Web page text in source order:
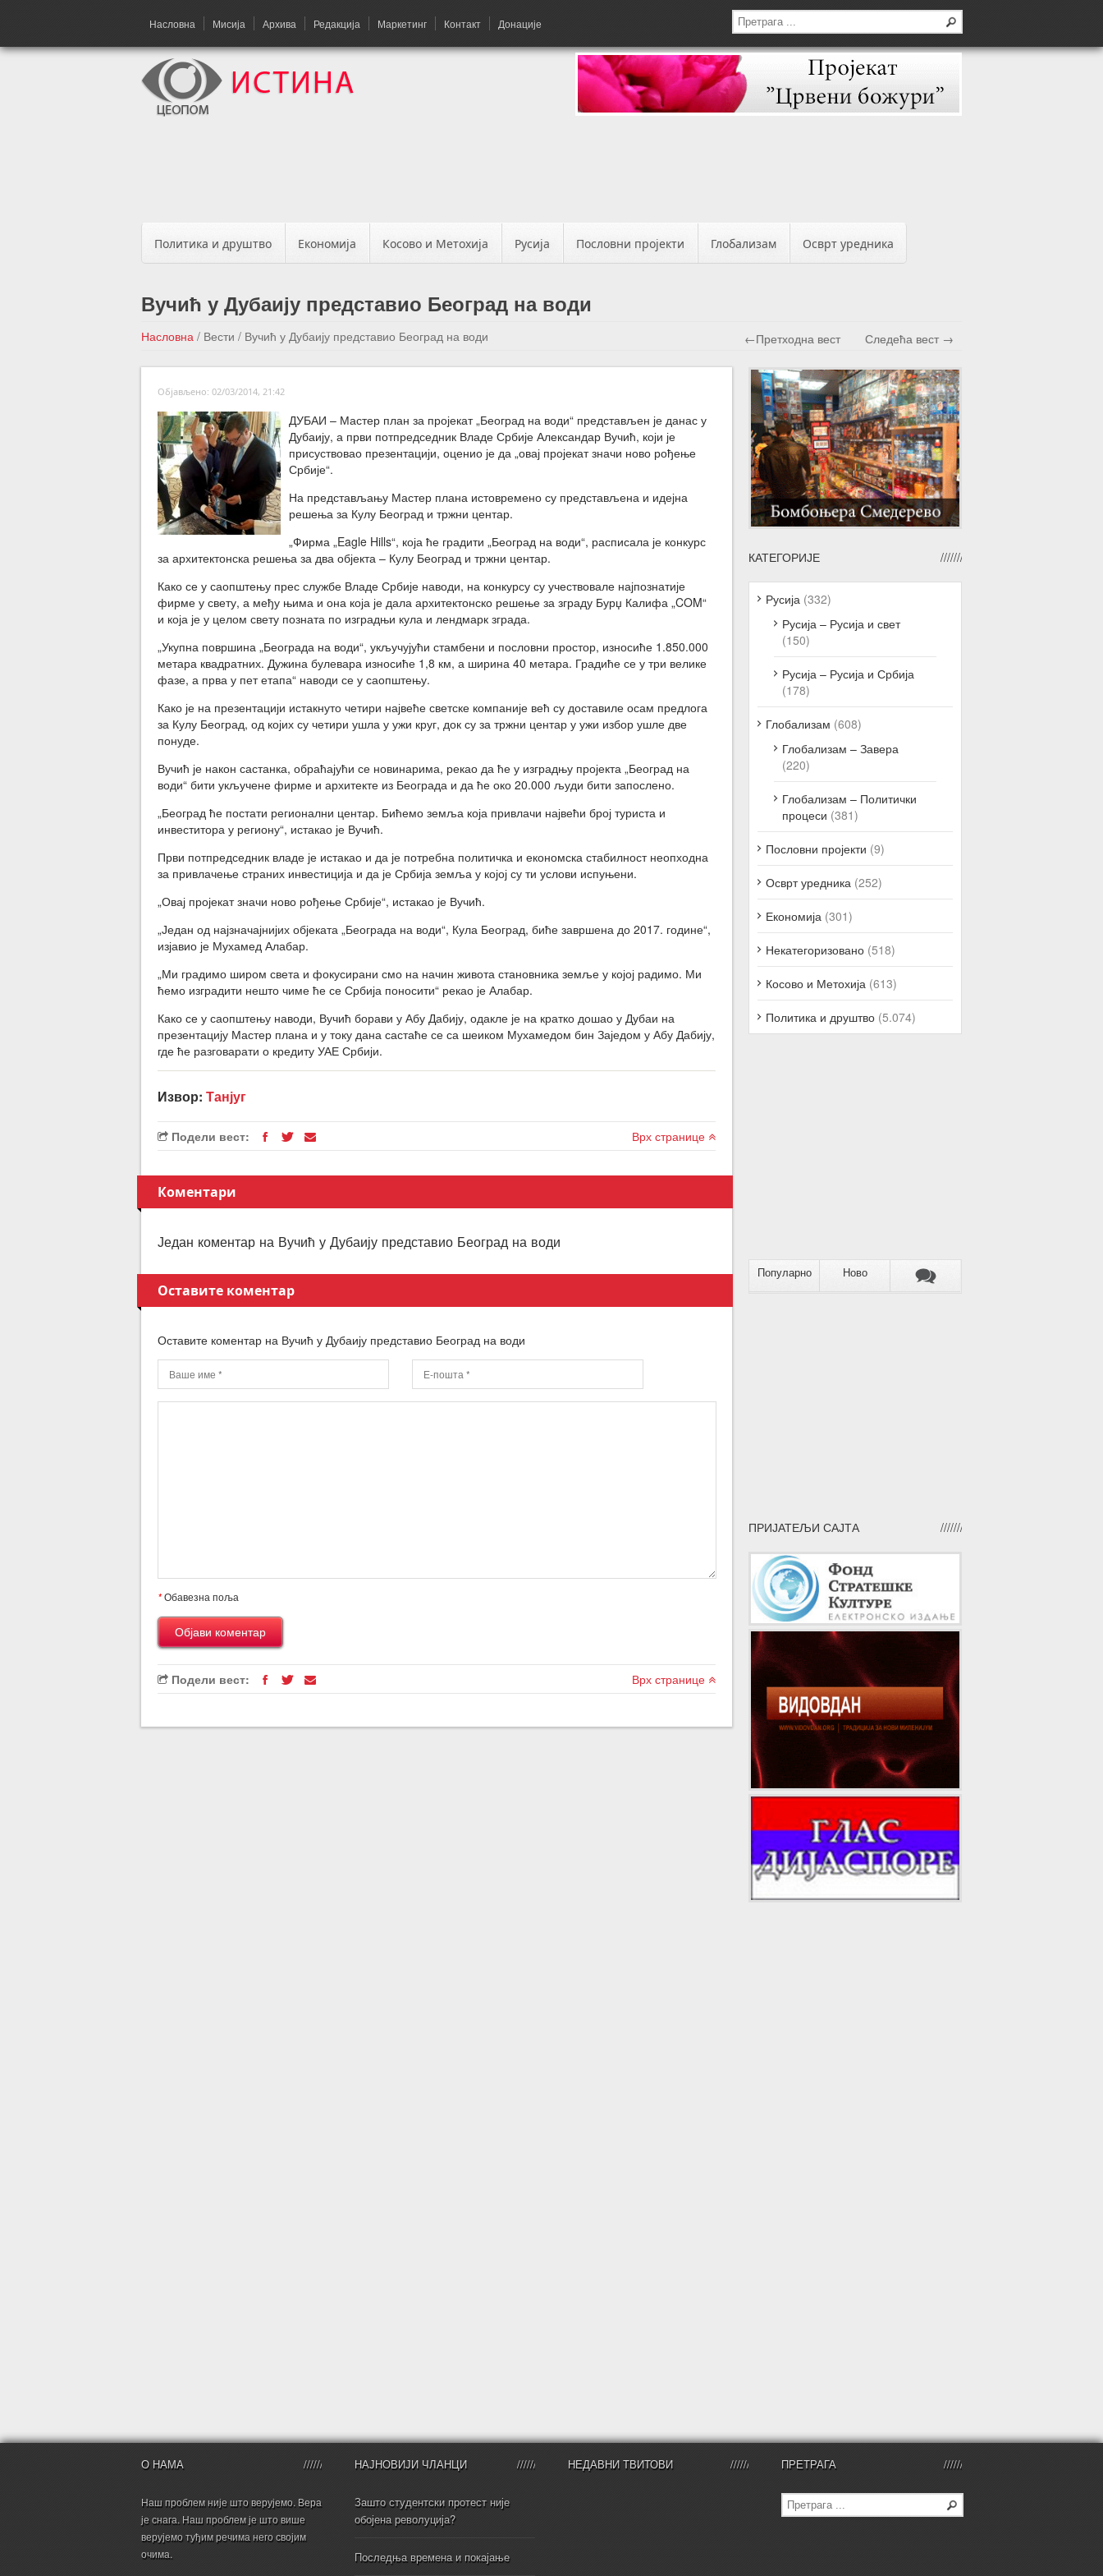
Насловна Мисија Архива Редакција Маркетинг Контакт Донације
Политика и друштво Економија Косово и Метохија Русија Пословни пројекти Глобализам Осврт уредника
Вучић у Дубаију представио Београд на води
Насловна / Вести / Вучић у Дубаију представио Београд на води ←Претходна вест Следећа вест →
Објављено: 02/03/2014, 21:42
ДУБАИ – Мастер план за пројекат „Београд на води“ представљен је данас у
Дубаију, а први потпредседник Владе Србије Александар Вучић, који је
присуствовао презентацији, оценио је да „овај пројекат значи ново рођење
Србије“.
На представљању Мастер плана истовремено су представљена и идејна
решења за Кулу Београд и тржни центар.
„Фирма „Eagle Hills“, која ће градити „Београд на води“, расписала је конкурс
за архитектонска решења за два објекта – Кулу Београд и тржни центар.
Како се у саопштењу прес службе Владе Србије наводи, на конкурсу су учествовале најпознатије
фирме у свету, а међу њима и она која је дала архитектонско решење за зграду Бурџ Калифа „COM“
и која је у целом свету позната по изградњи кула и лендмарк зграда.
„Укупна површина „Београда на води“, укључујући стамбени и пословни простор, износиће 1.850.000
метара квадратних. Дужина булевара износиће 1,8 км, а ширина 40 метара. Градиће се у три велике
фазе, а прва у пет етапа“ наводи се у саопштењу.
Како је на презентацији истакнуто четири највеће светске компаније већ су доставиле осам предлога
за Кулу Београд, од којих су четири ушла у ужи круг, док су за тржни центар у ужи избор ушле две
понуде.
Вучић је након састанка, обраћајући се новинарима, рекао да ће у изградњу пројекта „Београд на
води“ бити укључене фирме и архитекте из Београда и да ће око 20.000 људи бити запослено.
„Београд ће постати регионални центар. Бићемо земља која привлачи највећи број туриста и
инвеститора у региону“, истакао је Вучић.
Први потпредседник владе је истакао и да је потребна политичка и економска стабилност неопходна
за привлачење страних инвестиција и да је Србија земља у којој су ти услови испуњени.
„Овај пројекат значи ново рођење Србије“, истакао је Вучић.
„Један од најзначајнијих објеката „Београда на води“, Кула Београд, биће завршена до 2017. године“,
изјавио је Мухамед Алабар.
„Ми градимо широм света и фокусирани смо на начин живота становника земље у којој радимо. Ми
ћемо изградити нешто чиме ће се Србија поносити“ рекао је Алабар.
Како се у саопштењу наводи, Вучић борави у Абу Дабију, одакле је на кратко дошао у Дубаи на
презентацију Мастер плана и у току дана састаће се са шеиком Мухамедом бин Заједом у Абу Дабију,
где ће разговарати о кредиту УАЕ Србији.
Извор: Танјуг
Подели вест: Врх странице
Коментари
Један коментар на Вучић у Дубаију представио Београд на води
Оставите коментар
Оставите коментар на Вучић у Дубаију представио Београд на води
*Обавезна поља
Подели вест: Врх странице
КАТЕГОРИЈЕ
Русија (332)
Русија – Русија и свет
(150)
Русија – Русија и Србија
(178)
Глобализам (608)
Глобализам – Завера
(220)
Глобализам – Политички
процеси (381)
Пословни пројекти (9)
Осврт уредника (252)
Економија (301)
Некатегоризовано (518)
Косово и Метохија (613)
Политика и друштво (5.074)
Популарно Ново
ПРИЈАТЕЉИ САЈТА
О НАМА
Наш проблем није што верујемо. Вера
је снага. Наш проблем је што више
верујемо туђим речима него својим
очима.
НАЈНОВИЈИ ЧЛАНЦИ
Зашто студентски протест није
обојена револуција?
Последња времена и покајање
НЕДАВНИ ТВИТОВИ ПРЕТРАГА